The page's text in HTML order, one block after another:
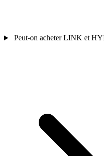
Peut-on acheter LINK et